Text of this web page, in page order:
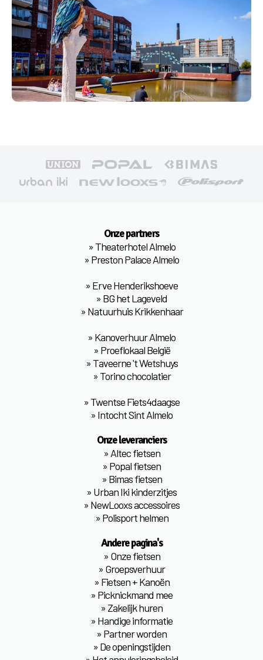
Onze partners
» Theaterhotel Almelo
» Preston Palace Almelo
» Erve Henderikshoeve
» BG het Lageveld
» Natuurhuis Krikkenhaar
» Kanoverhuur Almelo
» Proeflokaal België
» Taveerne 't Wetshuys
» Torino chocolatier
» Twentse Fiets4daagse
» Intocht Sint Almelo
Onze leveranciers
» Altec fietsen
» Popal fietsen
» Bimas fietsen
» Urban Iki kinderzitjes
» NewLooxs accessoires
» Polisport helmen
Andere pagina's
» Onze fietsen
» Groepsverhuur
» Fietsen + Kanoën
» Picknickmand mee
» Zakelijk huren
» Handige informatie
» Partner worden
» De openingstijden